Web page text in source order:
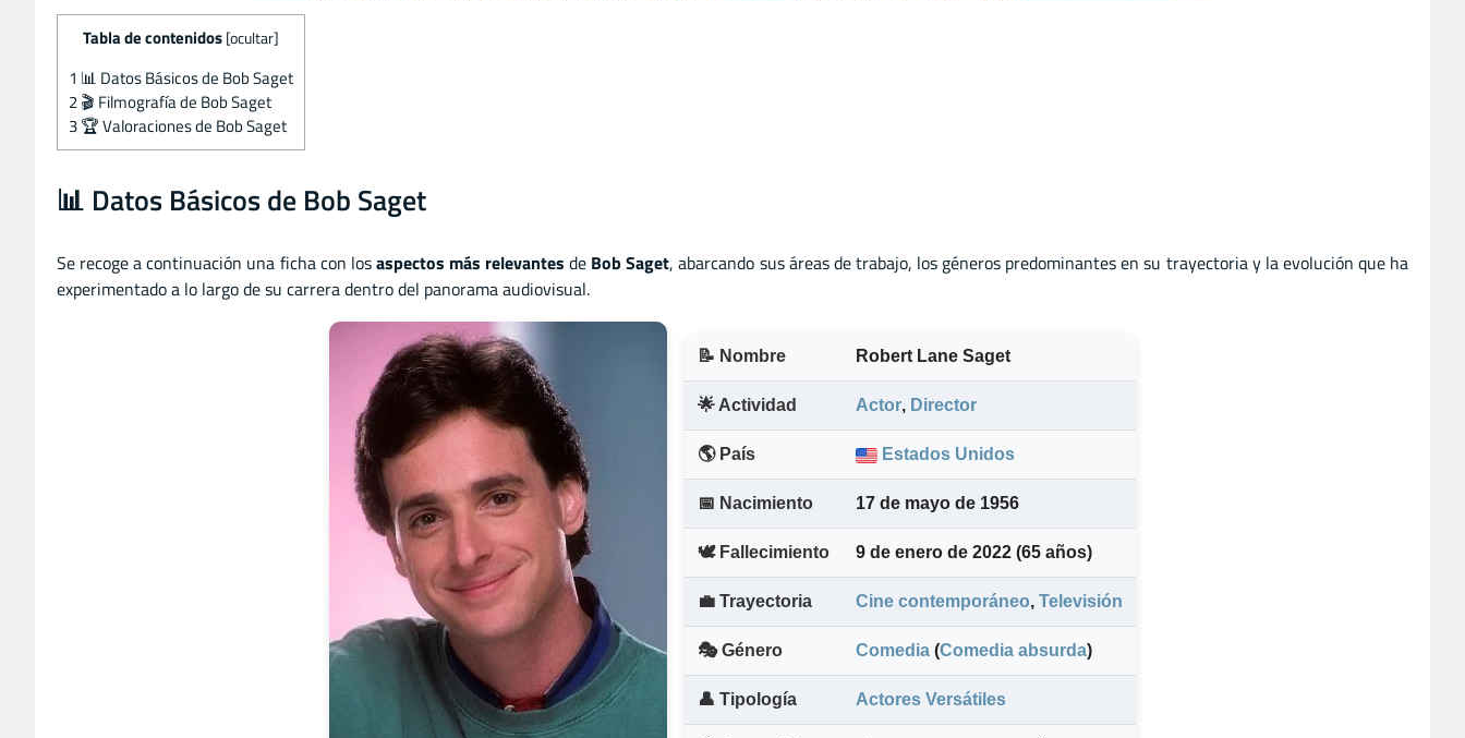
Tabla de contenidos [ocultar]
1 📊 Datos Básicos de Bob Saget
2🎬 Filmografía de Bob Saget
3🏆 Valoraciones de Bob Saget
📊 Datos Básicos de Bob Saget
Se recoge a continuación una ficha con losaspectos más relevantes de Bob Saget, abarcando sus áreas de trabajo, los géneros predominantes en su trayectoria y la evolución que ha
experimentado a lo largo de su carrera dentro del panorama audiovisual.
📝 Nombre Robert Lane Saget
🌟 Actividad Actor, Director
🌎 País Estados Unidos
📅 Nacimiento 17 de mayo de 1956
🕊️ Fallecimiento 9 de enero de 2022 (65 años)
💼 Trayectoria Cine contemporáneo, Televisión
🎭 Género Comedia (Comedia absurda)
👤 Tipología Actores Versátiles